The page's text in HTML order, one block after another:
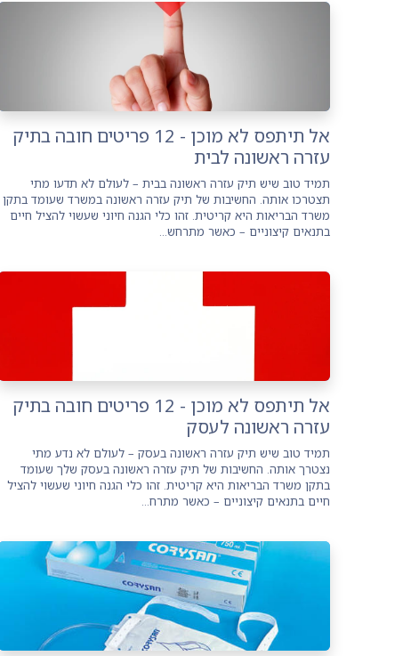
אל תיתפס לא מוכן - 12 פריטים חובה בתיק
עזרה ראשונה לבית
תמיד טוב שיש תיק עזרה ראשונה בבית – לעולם לא תדעו מתי
תצטרכו אותה. החשיבות של תיק עזרה ראשונה במשרד שעומד בתקן
משרד הבריאות היא קריטית. זהו כלי הגנה חיוני שעשוי להציל חיים
בתנאים קיצוניים – כאשר מתרחש...
אל תיתפס לא מוכן - 12 פריטים חובה בתיק
עזרה ראשונה לעסק
תמיד טוב שיש תיק עזרה ראשונה בעסק – לעולם לא נדע מתי
נצטרך אותה. החשיבות של תיק עזרה ראשונה בעסק שלך שעומד
בתקן משרד הבריאות היא קריטית. זהו כלי הגנה חיוני שעשוי להציל
חיים בתנאים קיצוניים – כאשר מתרח...